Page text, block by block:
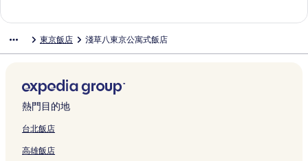
i
k
i
的
連
s
t
s
的
連
b
u
l
i
c
連
s
a
b
u
T
k
連
結
連
結
r
a
c
h
i
k
a
r
a
l
H
t
n
i
的
連
結
l
n
z
a
6
c
的
a
H
o
s
h
n
n
o
k
y
o
i
e
A
s
a
k
s
u
-
I
k
e
u
i
O
k
a
c
i
e
I
n
n
T
k
o
l
T
o
k
o
S
t
h
e
r
T
t
L
e
v
a
t
n
k
y
o
U
n
東京飯店 淺草八東京公寓式飯店
熱門目的地
台北飯店
高雄飯店